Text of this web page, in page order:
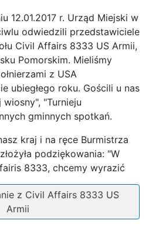
12.01.2017 r. Urząd Miejski w
odwiedzili przedstawiciele
Civil Affairs 8333 US Armii,
Pomorskim. Mieliśmy
z USA
ubiegłego roku. Gościli u nas
"Turnieju
gminnych spotkań.
kraj i na ręce Burmistrza
podziękowania: "W
8333, chcemy wyrazić
z Civil Affairs 8333 US
Armii